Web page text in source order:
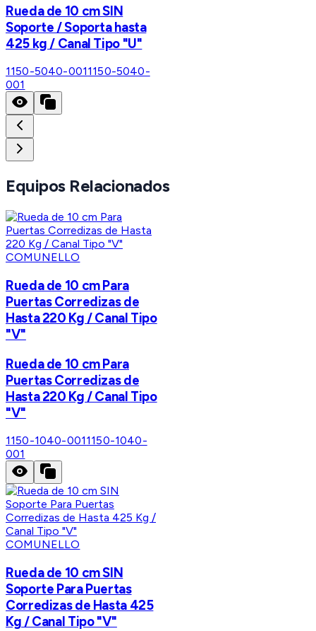
Rueda de 10 cm SIN
Soporte / Soporta hasta
425 kg / Canal Tipo "U"
1150-5040-0011150-5040-
001
Equipos Relacionados
COMUNELLO
Rueda de 10 cm Para
Puertas Corredizas de
Hasta 220 Kg / Canal Tipo
"V"
Rueda de 10 cm Para
Puertas Corredizas de
Hasta 220 Kg / Canal Tipo
"V"
1150-1040-0011150-1040-
001
COMUNELLO
Rueda de 10 cm SIN
Soporte Para Puertas
Corredizas de Hasta 425
Kg / Canal Tipo "V"